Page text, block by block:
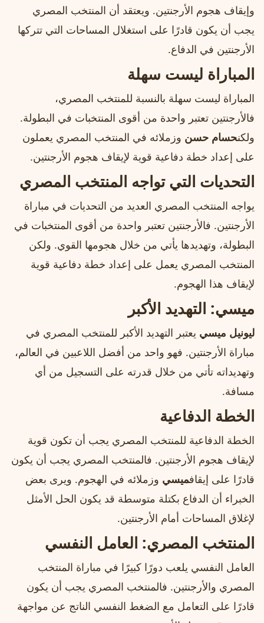
وإيقاف هجوم الأرجنتين. ويعتقد أن المنتخب المصري
يجب أن يكون قادرًا على استغلال المساحات التي تتركها
الأرجنتين في الدفاع.
المباراة ليست سهلة
المباراة ليست سهلة بالنسبة للمنتخب المصري،
فالأرجنتين تعتبر واحدة من أقوى المنتخبات في البطولة.
ولكنحسام حسن وزملائه في المنتخب المصري يعملون
على إعداد خطة دفاعية قوية لإيقاف هجوم الأرجنتين.
التحديات التي تواجه المنتخب المصري
يواجه المنتخب المصري العديد من التحديات في مباراة
الأرجنتين. فالأرجنتين تعتبر واحدة من أقوى المنتخبات في
البطولة، وتهديدها يأتي من خلال هجومها القوي. ولكن
المنتخب المصري يعمل على إعداد خطة دفاعية قوية
لإيقاف هذا الهجوم.
ميسي: التهديد الأكبر
ليونيل ميسي يعتبر التهديد الأكبر للمنتخب المصري في
مباراة الأرجنتين. فهو واحد من أفضل اللاعبين في العالم،
وتهديداته تأتي من خلال قدرته على التسجيل من أي
مسافة.
الخطة الدفاعية
الخطة الدفاعية للمنتخب المصري يجب أن تكون قوية
لإيقاف هجوم الأرجنتين. فالمنتخب المصري يجب أن يكون
قادرًا على إيقافميسي وزملائه في الهجوم. ويرى بعض
الخبراء أن الدفاع بكتلة متوسطة قد يكون الحل الأمثل
لإغلاق المساحات أمام الأرجنتين.
المنتخب المصري: العامل النفسي
العامل النفسي يلعب دورًا كبيرًا في مباراة المنتخب
المصري والأرجنتين. فالمنتخب المصري يجب أن يكون
قادرًا على التعامل مع الضغط النفسي الناتج عن مواجهة